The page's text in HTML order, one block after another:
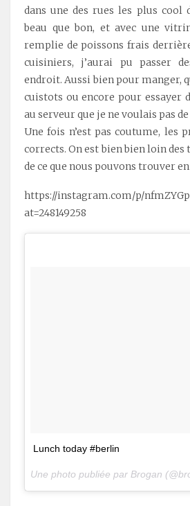
dans une des rues les plus cool
beau que bon, et avec une
remplie de poissons frais
cuisiniers, j’aurai pu passer
endroit. Aussi bien pour manger,
cuistots ou encore pour essayer
au serveur que je ne voulais pas
Une fois n’est pas coutume, les
corrects. On est bien bien loin
de ce que nous pouvons trouver en
https://instagram.com/p/
at=248149258
Lunch today #berlin
Une photo publiée par Brogan